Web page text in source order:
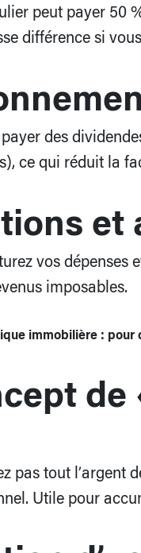
peut payer 50
différence si
des
ce qui réduit la
et
vos dépenses
imposables.
immobilière : pour
de
pas tout l’argent
Utile pour